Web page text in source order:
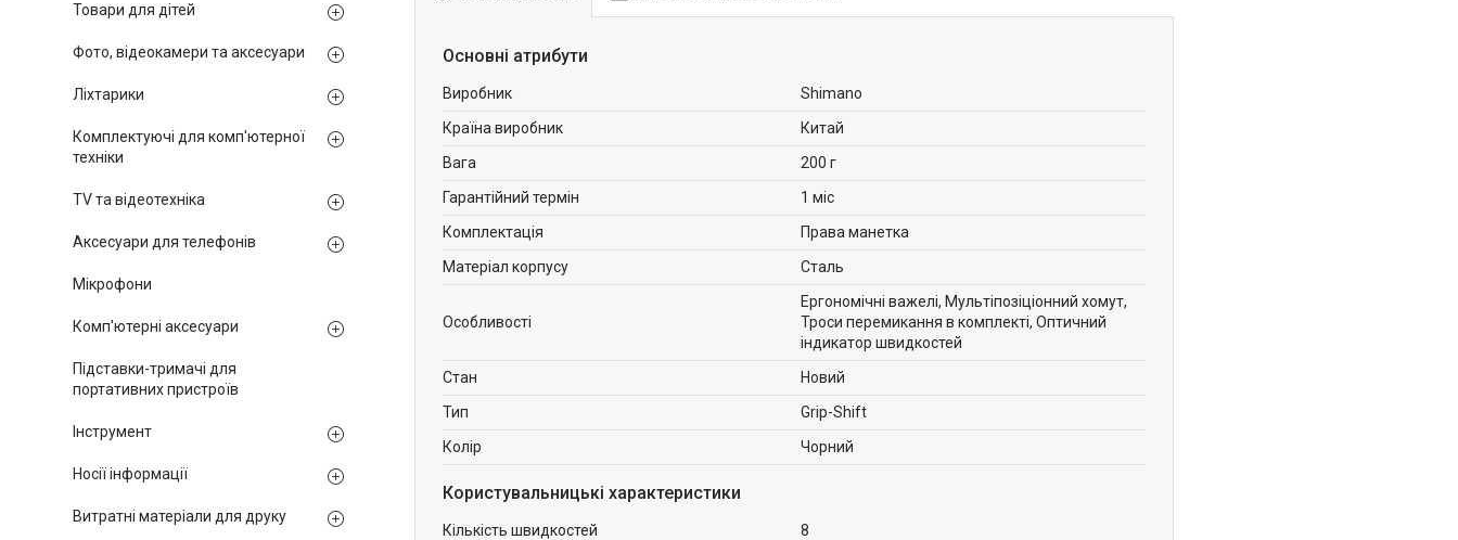
Основні атрибути
Виробник
Shimano
Країна виробник
Китай
Вага
200 г
Гарантійний термін
1 міс
Комплектація
Права манетка
Матеріал корпусу
Сталь
Особливості
Ергономічні важелі, Мультіпозіціонний хомут,
Троси перемикання в комплекті, Оптичний
індикатор швидкостей
Стан
Новий
Тип
Grip-Shift
Колір
Чорний
Користувальницькі характеристики
Кількість швидкостей 8
Товари для дітей
Фото, відеокамери та аксесуари
Ліхтарики
Комплектуючі для комп'ютерної
техніки
TV та відеотехніка
Аксесуари для телефонів
Мікрофони
Комп'ютерні аксесуари
Підставки-тримачі для
портативних пристроїв
Інструмент
Носії інформації
Витратні матеріали для друку